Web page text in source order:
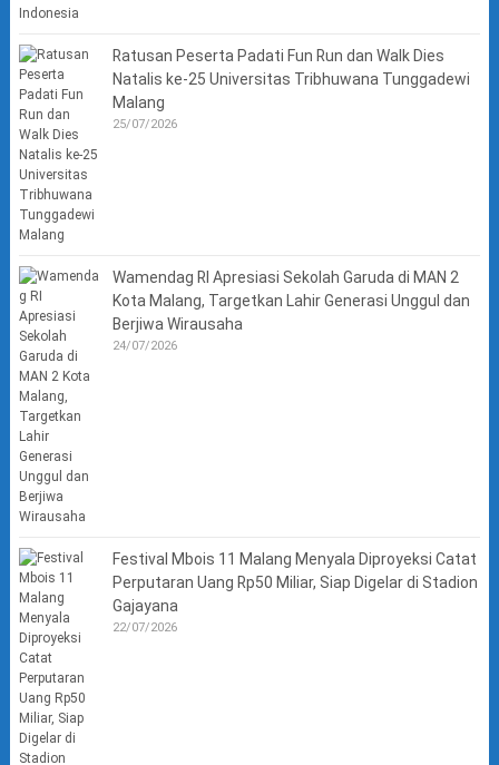
Ratusan Peserta Padati Fun Run dan Walk Dies
Natalis ke-25 Universitas Tribhuwana Tunggadewi
Malang
25/07/2026
Wamendag RI Apresiasi Sekolah Garuda di MAN 2
Kota Malang, Targetkan Lahir Generasi Unggul dan
Berjiwa Wirausaha
24/07/2026
Festival Mbois 11 Malang Menyala Diproyeksi Catat
Perputaran Uang Rp50 Miliar, Siap Digelar di Stadion
Gajayana
22/07/2026